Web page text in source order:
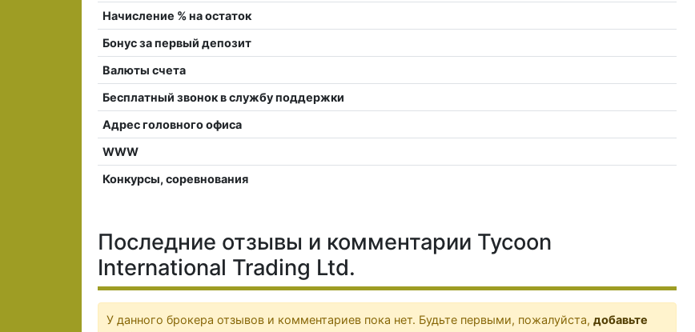
Начисление % на остаток
Бонус за первый депозит
Валюты счета
Бесплатный звонок в службу поддержки
Адрес головного офиса
WWW
Конкурсы, соревнования
Последние отзывы и комментарии Tycoon
International Trading Ltd.
У данного брокера отзывов и комментариев пока нет. Будьте первыми, пожалуйста, добавьте